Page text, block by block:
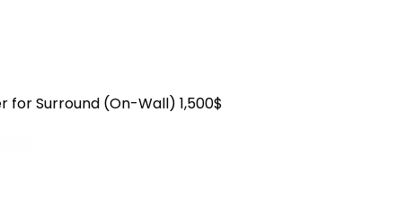
for Surround (On-Wall) 1,500$